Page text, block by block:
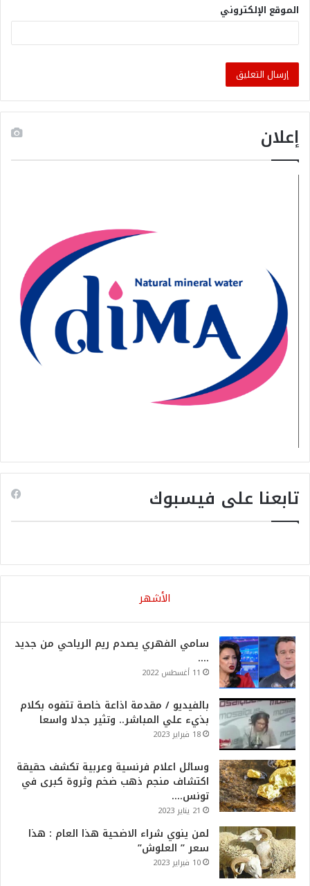
الموقع الإلكتروني
إعلان
تابعنا على فيسبوك
الأشهر
سامي الفهري يصدم ريم الرياحي من جديد
….
11 أغسطس 2022
بالفيديو / مقدمة اذاعة خاصة تتفوه بكلام
بذيء علي المباشر.. وتثير جدلا واسعا
18 فبراير 2023
وسائل اعلام فرنسية وعربية تكشف حقيقة
اكتشاف منجم ذهب ضخم وثروة كبرى في
تونس….
21 يناير 2023
لمن ينوي شراء الاضحية هذا العام : هذا
سعر ” العلوش”
10 فبراير 2023